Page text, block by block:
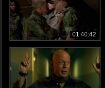
01:40:42